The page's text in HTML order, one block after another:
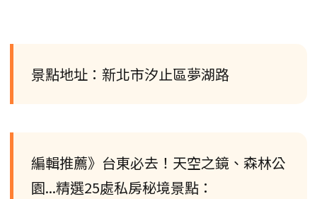
景點地址：新北市汐止區夢湖路
編輯推薦》台東必去！天空之鏡、森林公
園...精選25處私房秘境景點：